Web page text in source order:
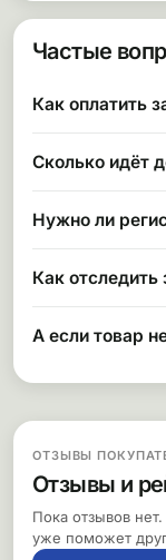
Частые
Как оплатить
Сколько идёт
Нужно ли
Как отследить
А если товар
ОТЗЫВЫ
Отзывы и
Пока отзывов
уже поможет